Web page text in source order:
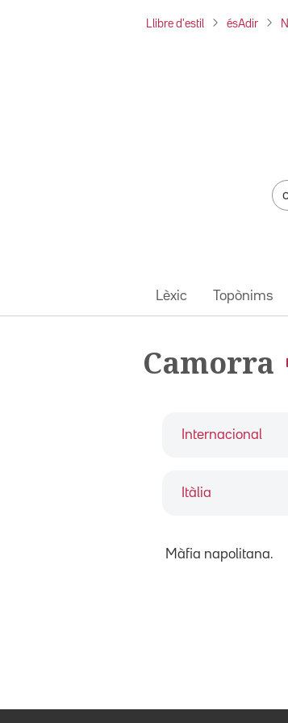
Llibre d'estil ésAdir
Lèxic Topònims
Camorra
Internacional
Itàlia
Màfia napolitana.